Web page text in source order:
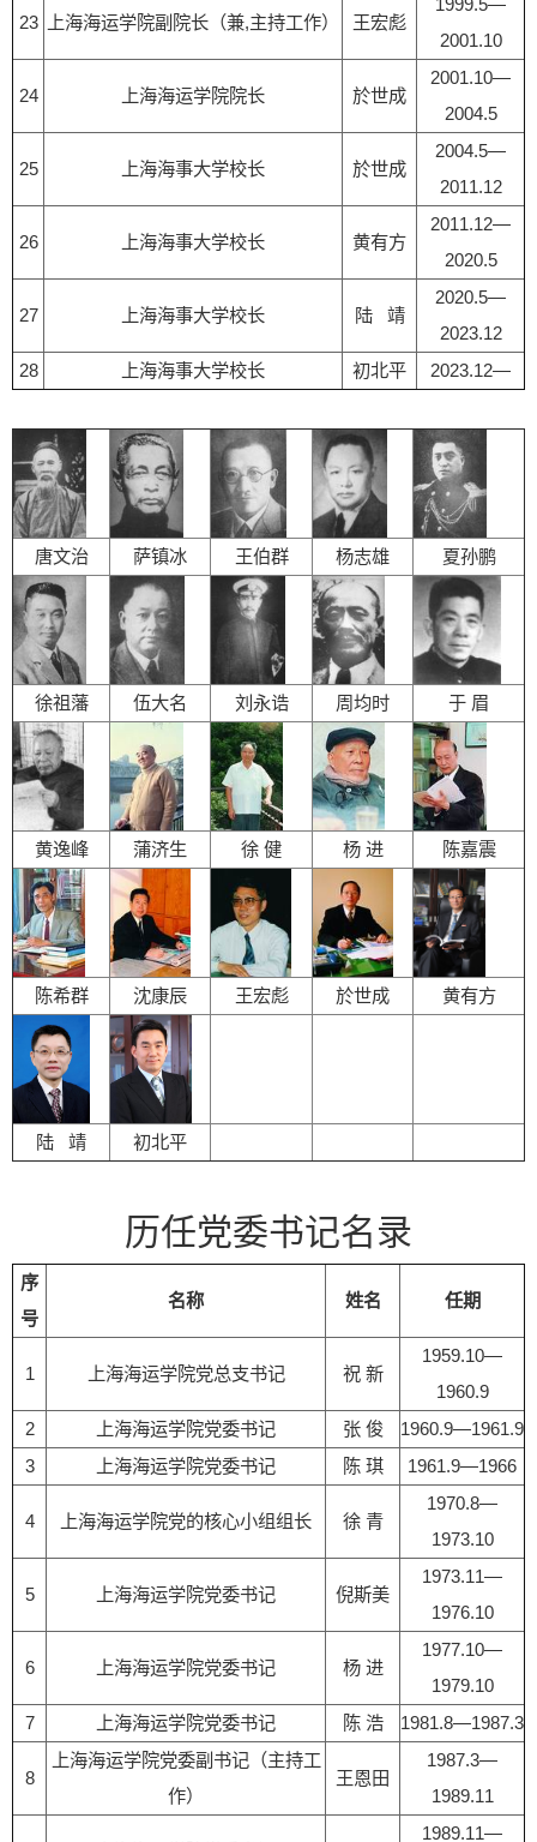
23 上海海运学院副院长（兼,主持工作） 王宏彪
1999.5—
2001.10
24 上海海运学院院长 於世成
2001.10—
2004.5
25 上海海事大学校长 於世成
2004.5—
2011.12
26 上海海事大学校长 黄有方
2011.12—
2020.5
27 上海海事大学校长 陆 靖
2020.5—
2023.12
28
上海海事大学校长 初北平 2023.12—
唐文治 萨镇冰 王伯群 杨志雄 夏孙鹏
徐祖藩 伍大名 刘永诰 周均时 于 眉
黄逸峰 蒲济生 徐 健 杨 进 陈嘉震
陈希群 沈康辰 王宏彪 於世成 黄有方
陆 靖 初北平
历任党委书记名录
序
号
名称 姓名 任期
1 上海海运学院党总支书记 祝 新
1959.10—
1960.9
2
上海海运学院党委书记 张 俊
1960.9—1961.9
3
上海海运学院党委书记 陈 琪 1961.9—1966
4 上海海运学院党的核心小组组长 徐 青
1970.8—
1973.10
5 上海海运学院党委书记 倪斯美
1973.11—
1976.10
6 上海海运学院党委书记 杨 进
1977.10—
1979.10
7
上海海运学院党委书记 陈 浩 1981.8—1987.3
8
上海海运学院党委副书记（主持工
作）
王恩田
1987.3—
1989.11
1989.11—